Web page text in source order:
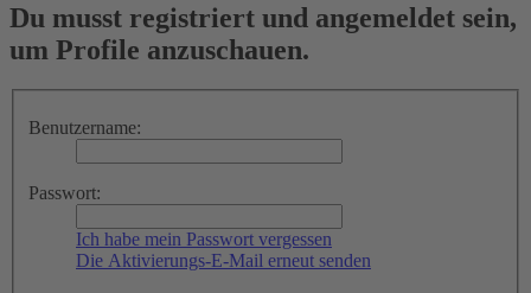
Du musst registriert und angemeldet sein,
um Profile anzuschauen.
Benutzername:
Passwort:
Ich habe mein Passwort vergessen
Die Aktivierungs-E-Mail erneut senden